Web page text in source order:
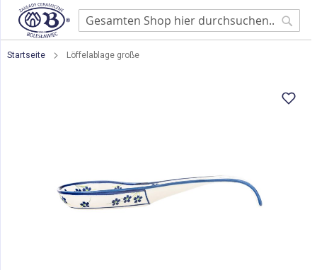
Startseite Löffelablage große